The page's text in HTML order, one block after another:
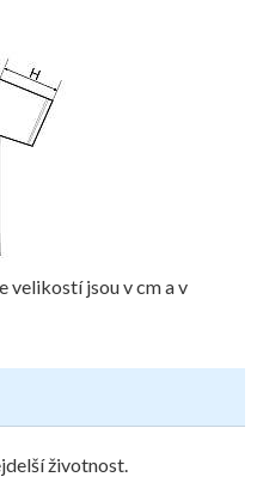
velikostí jsou v cm a v
životnost.